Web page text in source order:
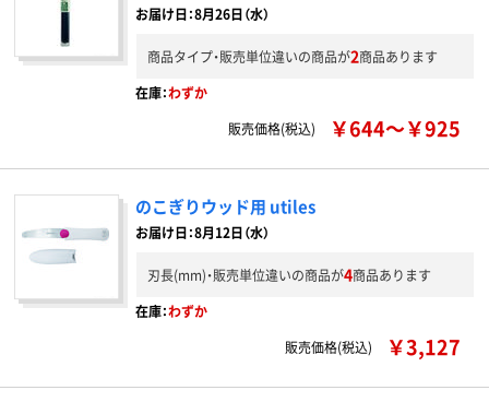
お届け日：8月26日（水）
商品タイプ・販売単位違いの商品が2商品あります
在庫：わずか
販売価格(税込)
￥644～￥925
のこぎりウッド用 utiles
お届け日：8月12日（水）
刃長(mm)・販売単位違いの商品が4商品あります
在庫：わずか
販売価格(税込)
￥3,127